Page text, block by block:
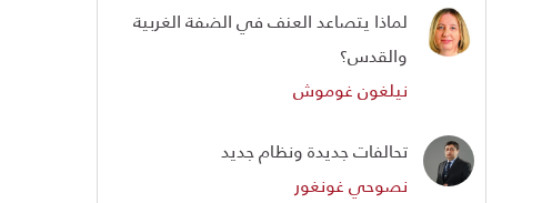
لماذا يتصاعد العنف في الضفة الغربية
والقدس؟
نيلغون غوموش
تحالفات جديدة ونظام جديد
نصوحي غونغور